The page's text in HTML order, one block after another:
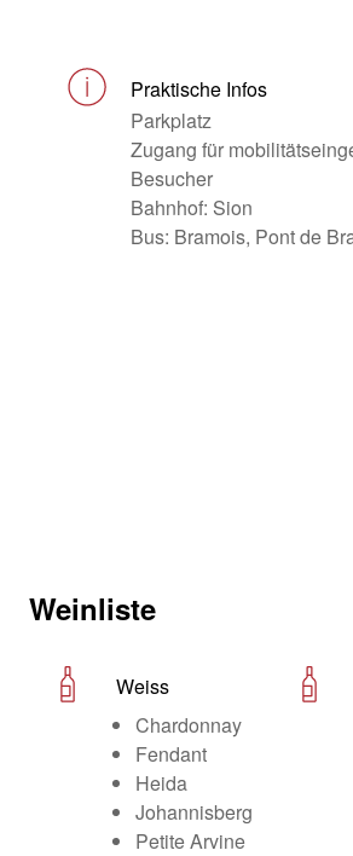
Praktische Infos
Parkplatz
Zugang für
Besucher
Bahnhof: Sion
Bus: Bramois, Pont de
Weinliste
Weiss
Chardonnay
Fendant
Heida
Johannisberg
Petite Arvine